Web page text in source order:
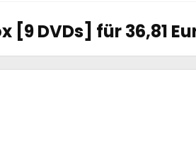
DVDs] für 36,81